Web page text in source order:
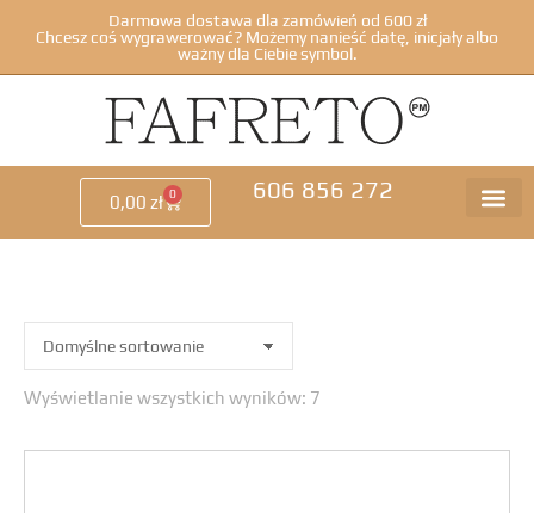
Darmowa dostawa dla zamówień od 600 zł
Chcesz coś wygrawerować? Możemy nanieść datę, inicjały albo
ważny dla Ciebie symbol.
0,00 zł 0 606 856 272
Wyświetlanie wszystkich wyników: 7